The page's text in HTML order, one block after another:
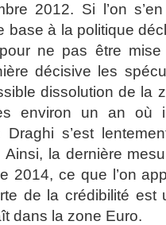
2012. Si l’on
base à la politique
ne pas être
décisive les
dissolution de la
environ un an
Draghi s’est
Ainsi, la dernière
2014, ce que l’on
de la crédibilité est
dans la zone Euro.